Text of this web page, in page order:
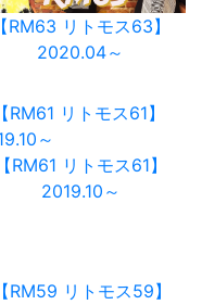
【RM63 リトモス63】
2020.04～
【RM61 リトモス61】
2019.10～